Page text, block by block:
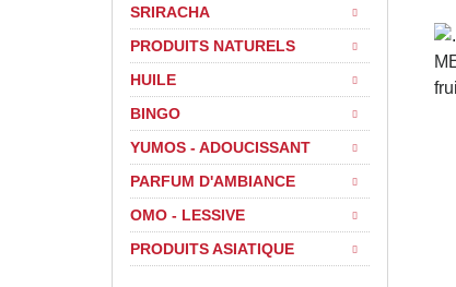
SRIRACHA
PRODUITS NATURELS
HUILE
BINGO
YUMOS - ADOUCISSANT
PARFUM D'AMBIANCE
OMO - LESSIVE
PRODUITS ASIATIQUE